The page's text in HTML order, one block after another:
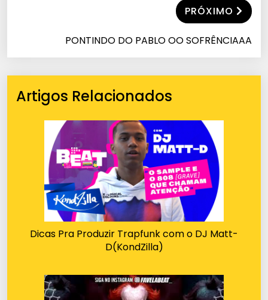
PRÓXIMO
PONTINDO DO PABLO OO SOFRÊNCIAAA
Artigos Relacionados
Dicas Pra Produzir Trapfunk com o DJ Matt-
D(KondZilla)